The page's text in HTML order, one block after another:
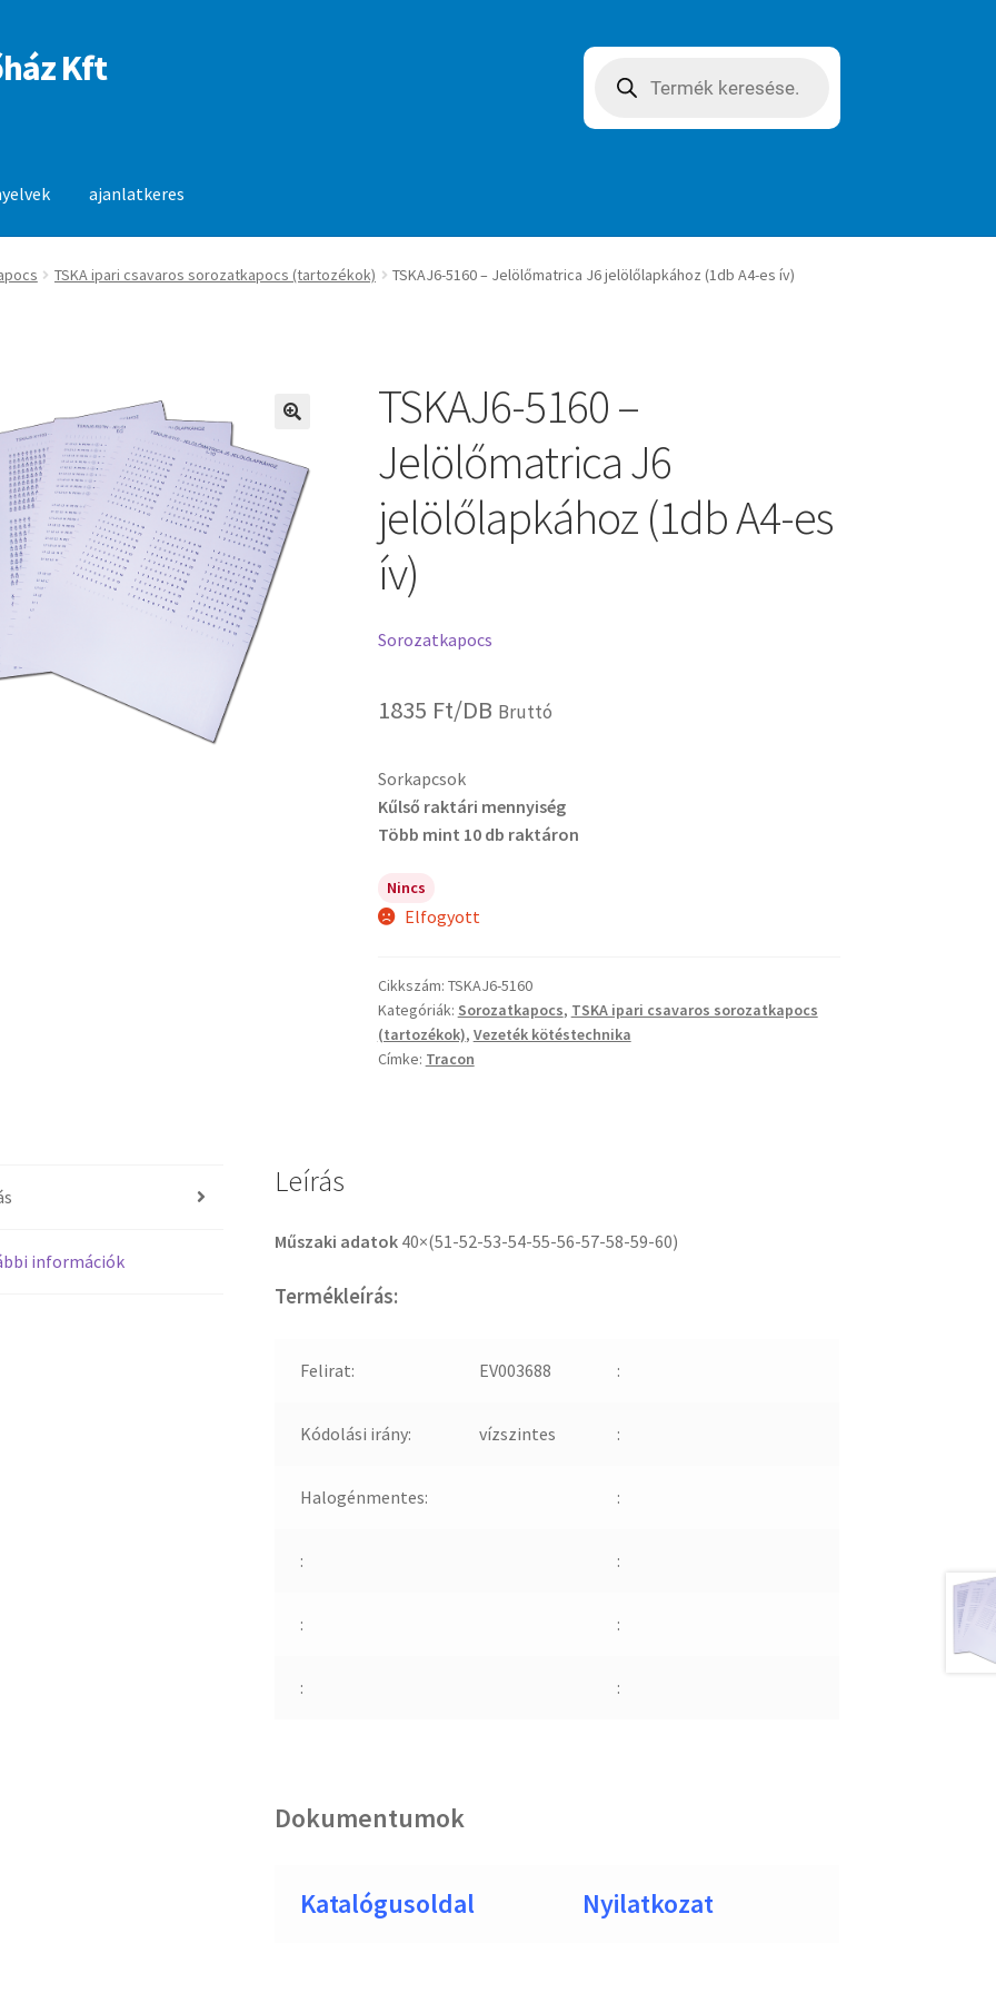
Kft search
ajanlatkeres
TSKA ipari csavaros sorozatkapocs (tartozékok) TSKAJ6-5160 – Jelölőmatrica J6 jelölőlapkához (1db A4-es ív)
TSKAJ6-5160 –
Jelölőmatrica J6
jelölőlapkához (1db A4-es
ív)
Sorozatkapocs
1835 Ft/DB Bruttó
Sorkapcsok
Kűlső raktári mennyiség
Több mint 10 db raktáron
Nincs
Elfogyott
Cikkszám: TSKAJ6-5160
Kategóriák: Sorozatkapocs, TSKA ipari csavaros sorozatkapocs
(tartozékok), Vezeték kötéstechnika
Címke: Tracon
információk
Leírás
Műszaki adatok 40×(51-52-53-54-55-56-57-58-59-60)
Termékleírás:
Felirat: EV003688 :
Kódolási irány: vízszintes :
Halogénmentes: :
: :
: :
: :
Dokumentumok
Katalógusoldal Nyilatkozat